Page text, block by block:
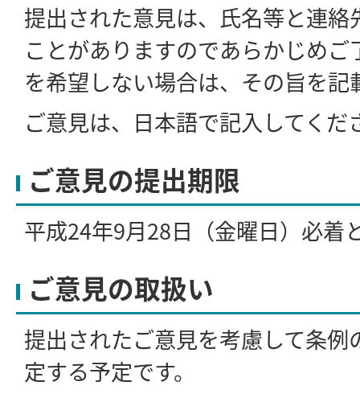
提出された意見は、氏名等と連絡
ことがありますのであらかじめ
を希望しない場合は、その旨を記
ご意見は、日本語で記入してくだ
ご意見の提出期限
平成24年9月28日（金曜日）必着
ご意見の取扱い
提出されたご意見を考慮して条例
定する予定です。